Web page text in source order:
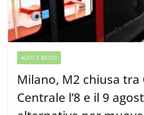
AUTO E MOTO
Milano, M2 chiusa tra
Centrale l’8 e il 9